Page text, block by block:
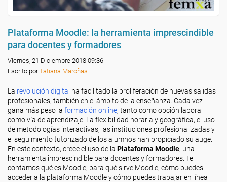
Plataforma Moodle: la herramienta imprescindible
para docentes y formadores
Viernes, 21 Diciembre 2018 09:36
Escrito porTatiana Maroñas
La revolución digital ha facilitado la proliferación de nuevas salidas
profesionales, también en el ámbito de la enseñanza. Cada vez
gana más peso la formación online, tanto como opción laboral
como vía de aprendizaje. La flexibilidad horaria y geográfica, el uso
de metodologías interactivas, las instituciones profesionalizadas y
el seguimiento tutorizado de los alumnos han propiciado su auge.
En este contexto, crece el uso de la Plataforma Moodle, una
herramienta imprescindible para docentes y formadores. Te
contamos qué es Moodle, para qué sirve Moodle, cómo puedes
acceder a la plataforma Moodle y cómo puedes trabajar en línea